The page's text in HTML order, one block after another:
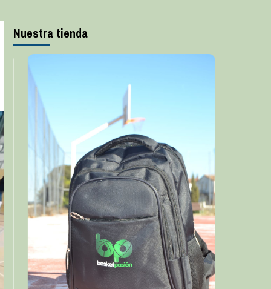
Nuestra tienda